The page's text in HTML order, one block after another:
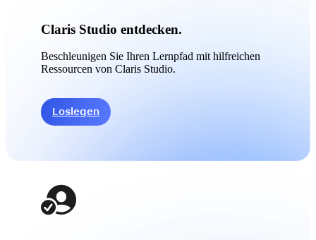
Claris Studio entdecken.
Beschleunigen Sie Ihren Lernpfad mit hilfreichen
Ressourcen von Claris Studio.
Loslegen